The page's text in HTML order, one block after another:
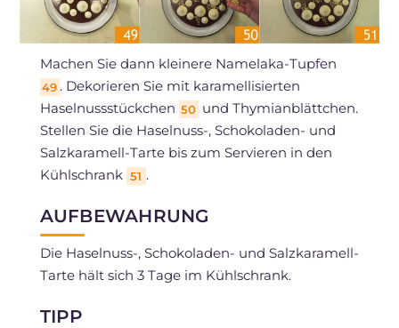
Machen Sie dann kleinere Namelaka-Tupfen
49 . Dekorieren Sie mit karamellisierten
Haselnussstückchen 50 und Thymianblättchen.
Stellen Sie die Haselnuss-, Schokoladen- und
Salzkaramell-Tarte bis zum Servieren in den
Kühlschrank 51 .
AUFBEWAHRUNG
Die Haselnuss-, Schokoladen- und Salzkaramell-
Tarte hält sich 3 Tage im Kühlschrank.
TIPP